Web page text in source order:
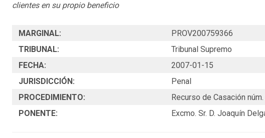
clientes en su propio beneficio
MARGINAL:
PROV200759366
TRIBUNAL:
Tribunal Supremo
FECHA:
2007-01-15
JURISDICCIÓN:
Penal
PROCEDIMIENTO:
Recurso de Casación
PONENTE:
Excmo. Sr. D. Joaquín